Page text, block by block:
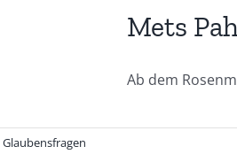
Mets
Ab dem
Glaubensfragen